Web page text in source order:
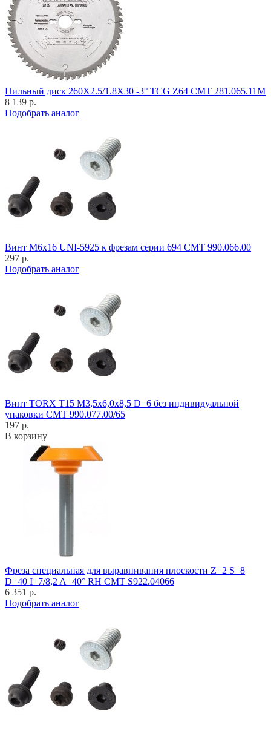
Пильный диск 260X2.5/1.8X30 -3° TCG Z64 CMT 281.065.11M
8 139 р.
Подобрать аналог
Винт M6x16 UNI-5925 к фрезам серии 694 CMT 990.066.00
297 р.
Подобрать аналог
Винт TORX T15 M3,5x6,0x8,5 D=6 без индивидуальной
упаковки CMT 990.077.00/65
197 р.
В корзину
Фреза специальная для выравнивания плоскости Z=2 S=8
D=40 I=7/8,2 A=40° RH CMT S922.04066
6 351 р.
Подобрать аналог